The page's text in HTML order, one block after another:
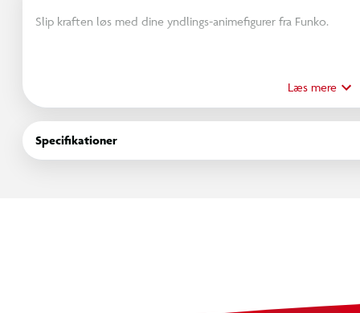
Slip kraften løs med dine yndlings-animefigurer fra Funko.
imponerende detaljer. Uanset om du er fan af Straw Hat
aspirerende helte fra My Hero Academia eller de
enhver animeentusiast.
Læs mere
Specifikationer